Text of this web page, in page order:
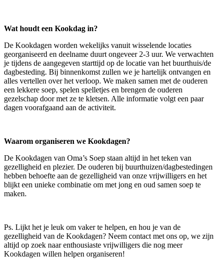
Wat houdt een Kookdag in?
De Kookdagen worden wekelijks vanuit wisselende locaties
georganiseerd en deelname duurt ongeveer 2-3 uur. We verwachten
je tijdens de aangegeven starttijd op de locatie van het buurthuis/de
dagbesteding. Bij binnenkomst zullen we je hartelijk ontvangen en
alles vertellen over het verloop. We maken samen met de ouderen
een lekkere soep, spelen spelletjes en brengen de ouderen
gezelschap door met ze te kletsen. Alle informatie volgt een paar
dagen voorafgaand aan de activiteit.
Waarom organiseren we Kookdagen?
De Kookdagen van Oma’s Soep staan altijd in het teken van
gezelligheid en plezier. De ouderen bij buurthuizen/dagbestedingen
hebben behoefte aan de gezelligheid van onze vrijwilligers en het
blijkt een unieke combinatie om met jong en oud samen soep te
maken.
Ps. Lijkt het je leuk om vaker te helpen, en hou je van de
gezelligheid van de Kookdagen? Neem contact met ons op, we zijn
altijd op zoek naar enthousiaste vrijwilligers die nog meer
Kookdagen willen helpen organiseren!